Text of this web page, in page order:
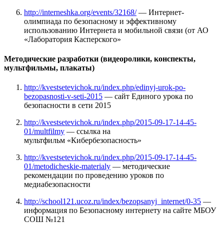
http://interneshka.org/events/32168/— Интернет-
олимпиада по безопасному и эффективному
использованию Интернета и мобильной связи (от АО
«Лаборатория Касперского»
Методические разработки (видеоролики, конспекты,
мультфильмы, плакаты)
http://kvestsetevichok.ru/index.php/edinyj-urok-po-
bezopasnosti-v-seti-2015 — сайт Единого урока по
безопасности в сети 2015
http://kvestsetevichok.ru/index.php/2015-09-17-14-45-
01/multfilmy — ссылка на
мультфильм «Кибербезопасность»
http://kvestsetevichok.ru/index.php/2015-09-17-14-45-
01/metodicheskie-materialy — методические
рекомендации по проведению уроков по
медиабезопасности
http://school121.ucoz.ru/index/bezopsanyj_internet/0-35 —
информация по Безопасному интернету на сайте МБОУ
СОШ №121